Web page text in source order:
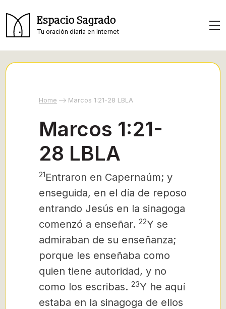
Espacio Sagrado
Tu oración diaria en Internet
Home Marcos 1:21-28 LBLA
Marcos 1:21-
28 LBLA
21Entraron en Capernaúm; y
enseguida, en el día de reposo
entrando Jesús en la sinagoga
comenzó a enseñar. 22Y se
admiraban de su enseñanza;
porque les enseñaba como
quien tiene autoridad, y no
como los escribas. 23Y he aquí
estaba en la sinagoga de ellos